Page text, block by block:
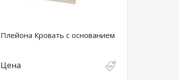
Плейона Кровать с основанием
Цена